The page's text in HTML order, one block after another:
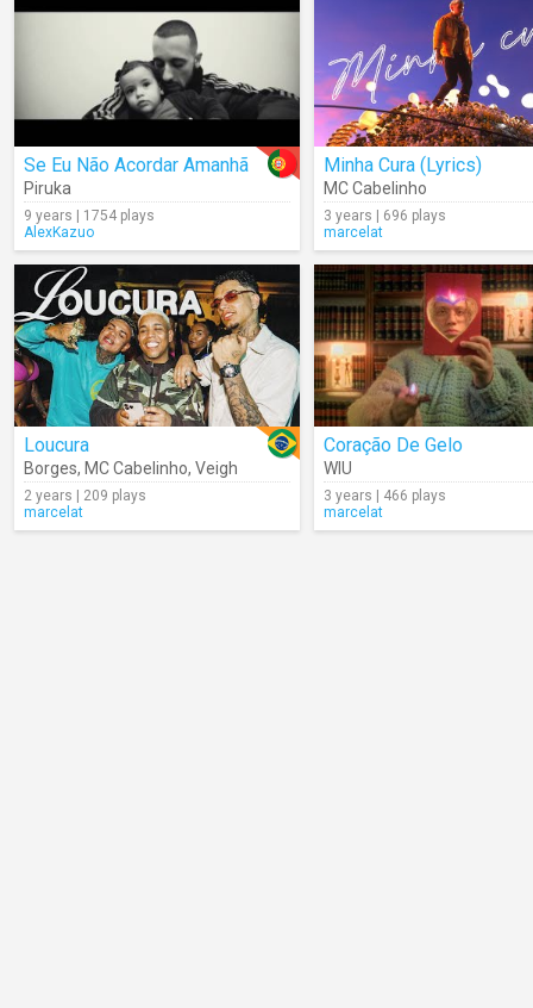
Se Eu Não Acordar Amanhã
Piruka
9 years | 1754 plays
AlexKazuo
Minha Cura (Lyrics)
MC Cabelinho
3 years | 696 plays
marcelat
Loucura
Borges, MC Cabelinho, Veigh
2 years | 209 plays
marcelat
Coração De Gelo
WIU
3 years | 466 plays
marcelat